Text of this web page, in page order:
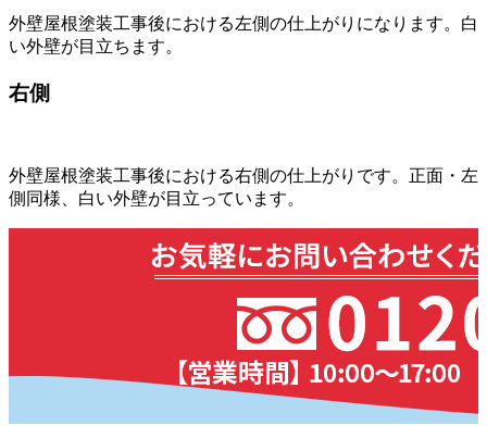
外壁屋根塗装工事後における左側の仕上がりになります。白
い外壁が目立ちます。
右側
外壁屋根塗装工事後における右側の仕上がりです。正面・左
側同様、白い外壁が目立っています。